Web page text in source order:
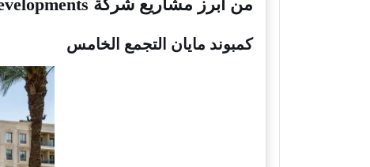
من أبرز مشاريع شركة STM Developments
كمبوند مايان التجمع الخامس